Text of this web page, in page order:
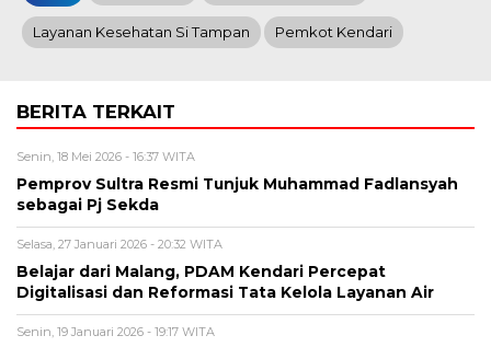
Layanan Kesehatan Si Tampan Pemkot Kendari
BERITA TERKAIT
Senin, 18 Mei 2026 - 16:37 WITA
Pemprov Sultra Resmi Tunjuk Muhammad Fadlansyah
sebagai Pj Sekda
Selasa, 27 Januari 2026 - 20:32 WITA
Belajar dari Malang, PDAM Kendari Percepat
Digitalisasi dan Reformasi Tata Kelola Layanan Air
Senin, 19 Januari 2026 - 19:17 WITA